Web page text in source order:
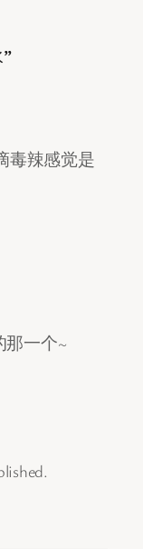
毒辣感觉是
那一个~